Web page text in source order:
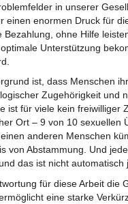
in unserer
einen enormen Druck für
Bezahlung, ohne Hilfe
Unterstützung
ist, dass Menschen
Zugehörigkeit und
ist für viele kein freiwilliger
Ort – 9 von 10 sexuellen
anderen Menschen
von Abstammung. Und
das ist nicht automatisch
für diese Arbeit die
eine starke